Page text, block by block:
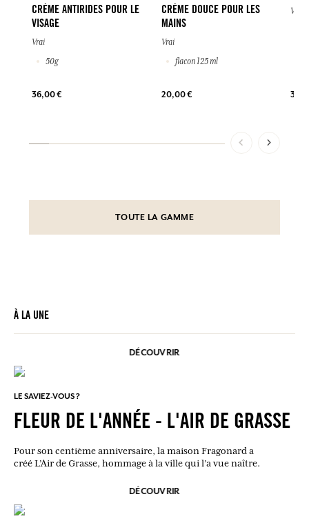
CRÈME ANTIRIDES POUR LE
VISAGE
Vrai
50g
36,00 €
CRÈME DOUCE POUR LES
MAINS
Vrai
flacon 125 ml
20,00 €
Vrai
TOUTE LA GAMME
À LA UNE
DÉCOUVRIR
LE SAVIEZ-VOUS ?
FLEUR DE L'ANNÉE - L'AIR DE GRASSE
Pour son centième anniversaire, la maison Fragonard a
créé L’Air de Grasse, hommage à la ville qui l’a vue naître.
DÉCOUVRIR